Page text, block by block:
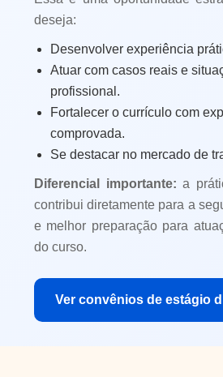
deseja:
Desenvolver experiência
Atuar com casos reais e
profissional.
Fortalecer o currículo com
comprovada.
Se destacar no mercado de
Diferencial importante: a
contribui diretamente para a
e melhor preparação para
do curso.
Ver convênios de estágio